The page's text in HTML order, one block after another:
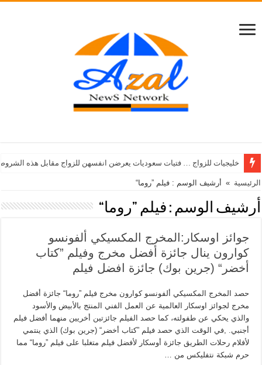
خليجيات للزواج … فتيات سعوديات يعرضن انفسهن للزواج مقابل هذه
الرئيسية » أرشيف الوسم : فيلم ”روما“
أرشيف الوسم : فيلم ”روما“
جوائز اوسكار:المخرج المكسيكي ألفونسو
كوارون ينال جائزة أفضل مخرج وفيلم ”كتاب
أخضر“ (جرين بوك) جائزة افضل فيلم
حصد المخرج المكسيكي ألفونسو كوارون مخرج فيلم ”روما“ جائزة أفضل
مخرج لجوائز اوسكار العالمية عن العمل الفني المنتج بالأبيض والأسود
والذي يحكي عن طفولته، كما حصد الفيلم جائزتين أخريين منهما أفضل فيلم
أجنبي. ,في الوقت الذي حصد فيلم ”كتاب أخضر“ (جرين بوك) الذي ينتمي
لأفلام رحلات الطريق جائزة أوسكار لأفضل فيلم متغلبا على فيلم ”روما“ مما
حرم شبكة نتفليكس من …